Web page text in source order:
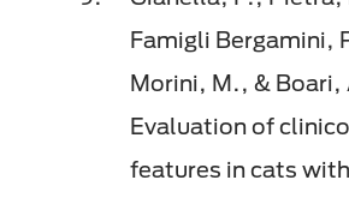
Famigli Bergamini,
Morini, M., &
Evaluation of
features in cats